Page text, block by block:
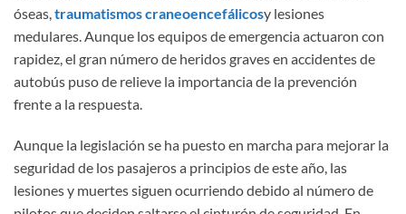
óseas, traumatismos craneoencefálicosy lesiones
medulares. Aunque los equipos de emergencia actuaron con
rapidez, el gran número de heridos graves en accidentes de
autobús puso de relieve la importancia de la prevención
frente a la respuesta.
Aunque la legislación se ha puesto en marcha para mejorar la
seguridad de los pasajeros a principios de este año, las
lesiones y muertes siguen ocurriendo debido al número de